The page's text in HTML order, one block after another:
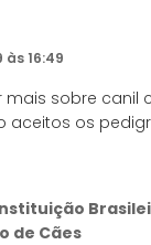
às 16:49
sobre canil
aceitos os
de Cães